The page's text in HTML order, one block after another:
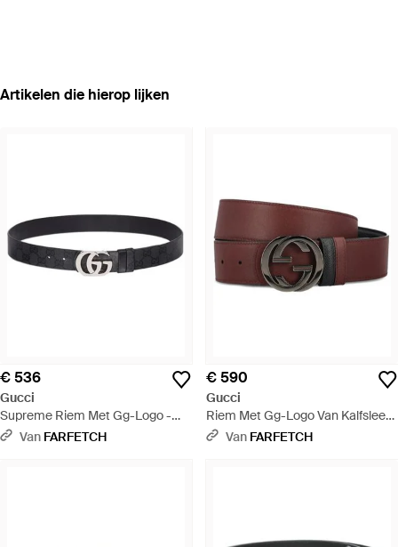
Artikelen die hierop lijken
€ 536
Gucci
Supreme Riem Met Gg-Logo -
Wit Van FARFETCH
€ 590
Gucci
Riem Met Gg-Logo Van Kalfsleer -
BruinVan FARFETCH